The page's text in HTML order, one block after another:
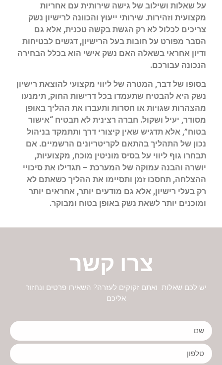
על שאלות ושילוב של גישה שירותית עם אחריות
מקצועית וזהירות. שירותי ייעוץ והכוונה לרישיון נשק
צריכים לכלול לא רק הגשת בקשה טכנית, אלא גם
הסבר מפורט על חובות בעל הרישיון, דגשים לבטיחות
ודיון אחראי בשאלה האם נשק אישי הוא בכלל הבחירה
הנכונה עבורכם.
בסופו של דבר, המטרה של ליווי מקצועי להוצאת רישיון
נשק היא להבטיח שתעמדו בכל דרישות החוק, תימנעו
מהצהרות שגויות או חסרות ותעברו את ההליך באופן
מסודר, יעיל ושקול. חברה רצינית לא תבטיח “אישור
בטוח”, אלא תדגיש שאין קיצורי דרך ותתמקד בניהול
נכון של התהליך בהתאם לקריטריונים הרשמיים. אם
תבחרו גוף ליווי על בסיס מוניטין מוכח, מקצועיות,
יושרה והבנה עמוקה של המערכת – תגדילו את סיכויי
ההצלחה, תחסכו זמן ותסיימו את ההליך כשאתם לא
רק בעלי רישיון, אלא גם מודעים יותר, אחראים יותר
ומוכנים יותר לשאת נשק באופן בטוח ומבוקר.
צרו קשר
יש לכם שאלות ואתם זקוקים לעזרה? השאירו פרטים ונחזור
אליכם